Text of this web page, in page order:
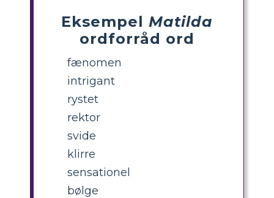
Eksempel Matilda
ordforråd ord
fænomen
intrigant
rystet
rektor
svide
klirre
sensationel
bølge